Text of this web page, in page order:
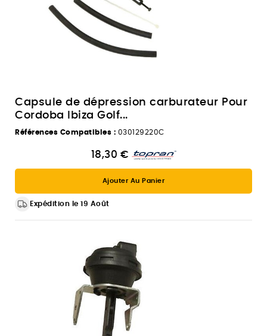
Capsule de dépression carburateur Pour
Cordoba Ibiza Golf...
Références Compatibles : 030129220C
18,30 €
Ajouter Au Panier
Expédition le 19 Août